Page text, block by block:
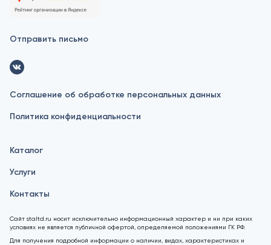
Отправить письмо
Соглашение об обработке персональных данных
Политика конфиденциальности
Каталог
Услуги
Контакты
Сайт staltd.ru носит исключительно информационный характер и ни при каких
условиях не является публичной офертой, определяемой положениями ГК РФ.
Для получения подробной информации о наличии, видах, характеристиках и